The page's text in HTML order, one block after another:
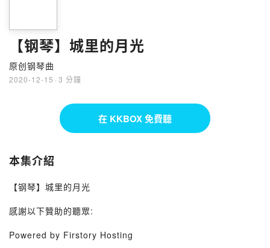
【钢琴】城里的月光
原创钢琴曲
2020-12-15 · 3 分鐘
在 KKBOX 免費聽
本集介紹
【钢琴】城里的月光
感謝以下贊助的聽眾:
Powered by Firstory Hosting